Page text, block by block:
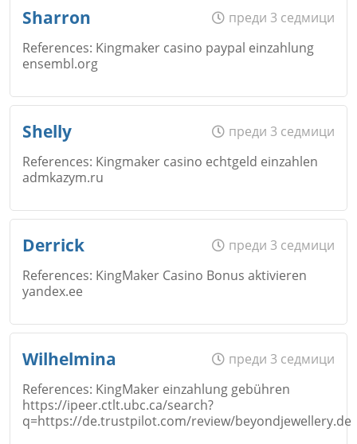
Откажи
Откажи
Коментар
Откажи
Email
Коментар*
Откажи
Sharron
преди 3 седмици
References: Kingmaker casino paypal einzahlung
ensembl.org
Email
Коментар
Shelly
преди 3 седмици
References: Kingmaker casino echtgeld einzahlen
admkazym.ru
Email
Коментар*
Derrick
преди 3 седмици
References: KingMaker Casino Bonus aktivieren
yandex.ee
Email
Wilhelmina
преди 3 седмици
References: KingMaker einzahlung gebühren
https://ipeer.ctlt.ubc.ca/search?
q=https://de.trustpilot.com/review/beyondjewellery.de